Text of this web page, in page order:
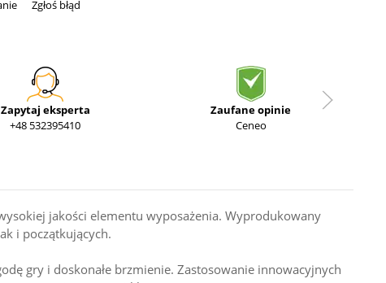
Zgłoś błąd
Zapytaj eksperta
+48 532395410
Zaufane opinie
Ceneo
jakości elementu wyposażenia. Wyprodukowany
i początkujących.
gry i doskonałe brzmienie. Zastosowanie innowacyjnych